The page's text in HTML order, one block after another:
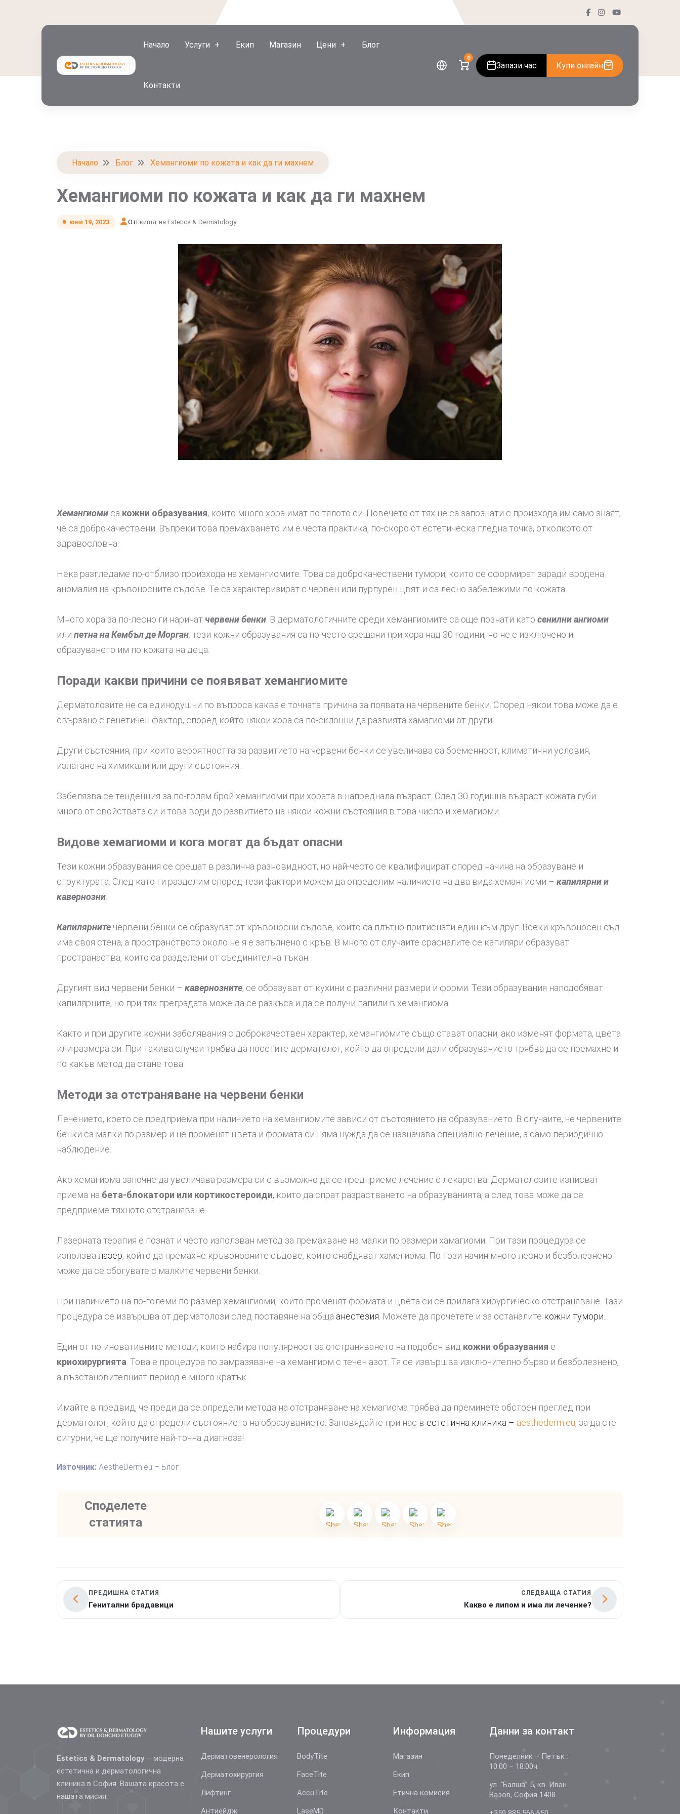
Начало Услуги Екип Магазин Цени Блог
Контакти
0
Запази час Купи онлайн
Начало Блог Хемангиоми по кожата и как да ги махнем
Хемангиоми по кожата и как да ги махнем
юни 19, 2023 ОтЕкипът на Estetics & Dermatology
Хемангиоми са кожни образувания, които много хора имат по тялото си. Повечето от тях не са запознати с произхода им само знаят,
че са доброкачествени. Въпреки това премахването им е честа практика, по-скоро от естетическа гледна точка, отколкото от
здравословна.
Нека разгледаме по-отблизо произхода на хемангиомите. Това са доброкачествени тумори, които се сформират заради вродена
аномалия на кръвоносните съдове. Те са характеризират с червен или пурпурен цвят и са лесно забележими по кожата.
Много хора за по-лесно ги наричат червени бенки . В дерматологичните среди хемангиомите са още познати като сенилни ангиоми
или петна на Кембъл де Морган . тези кожни образувания са по-често срещани при хора над 30 години, но не е изключено и
образуването им по кожата на деца.
Поради какви причини се появяват хемангиомите
Дерматолозите не са единодушни по въпроса каква е точната причина за появата на червените бенки. Според някои това може да е
свързано с генетичен фактор, според който някои хора са по-склонни да развията хамагиоми от други.
Други състояния, при които вероятността за развитието на червени бенки се увеличава са бременност, климатични условия,
излагане на химикали или други състояния.
Забелязва се тенденция за по-голям брой хемангиоми при хората в напреднала възраст. След 30 годишна възраст кожата губи
много от свойствата си и това води до развитието на някои кожни състояния в това число и хемагиоми.
Видове хемагиоми и кога могат да бъдат опасни
Тези кожни образувания се срещат в различна разновидност, но най-често се квалифицират според начина на образуване и
структурата. След като ги разделим според тези фактори можем да определим наличието на два вида хемангиоми – капилярни и
кавернозни
Капилярните червени бенки се образуват от кръвоносни съдове, които са плътно притиснати един към друг. Всеки кръвоносен съд
има своя стена, а пространството около не я е запълнено с кръв. В много от случаите срасналите се капиляри образуват
пространаства, които са разделени от съединителна тъкан.
Другият вид червени бенки – кавернозните, се образуват от кухини с различни размери и форми. Тези образувания наподобяват
капилярните, но при тях преградата може да се разкъса и да се получи папили в хемангиома.
Както и при другите кожни заболявания с доброкачествен характер, хемангиомите също стават опасни, ако изменят формата, цвета
или размера си. При такива случаи трябва да посетите дерматолог, който да определи дали образуванието трябва да се премахне и
по какъв метод да стане това.
Методи за отстраняване на червени бенки
Лечението, което се предприема при наличието на хемангиомите зависи от състоянието на образуванието. В случаите, че червените
бенки са малки по размер и не променят цвета и формата си няма нужда да се назначава специално лечение, а само периодично
наблюдение.
Ако хемагиома започне да увеличава размера си е възможно да се предприеме лечение с лекарства. Дерматолозите изписват
приема на бета-блокатори или кортикостероиди, които да спрат разрастването на образуванията, а след това може да се
предприеме тяхното отстраняване.
Лазерната терапия е познат и често използван метод за премахване на малки по размери хамагиоми. При тази процедура се
използва лазер, който да премахне кръвоносните съдове, които снабдяват хамегиома. По този начин много лесно и безболезнено
може да се сбогувате с малките червени бенки.
При наличието на по-големи по размер хемангиоми, които променят формата и цвета си се прилага хирургическо отстраняване. Тази
процедура се извършва от дерматолози след поставяне на обща анестезия . Можете да прочетете и за останалите кожни тумори
Един от по-иновативните методи, които набира популярност за отстраняването на подобен вид кожни образувания е
криохирургията . Това е процедура по замразяване на хемангиом с течен азот. Тя се извършва изключително бързо и безболезнено,
а възстановителният период е много кратък.
Имайте в предвид, че преди да се определи метода на отстраняване на хемагиома трябва да преминете обстоен преглед при
дерматолог, който да определи състоянието на образуванието. Заповядайте при нас в естетична клиника – aesthederm.eu, за да сте
сигурни, че ще получите най-точна диагноза!
Източник: AestheDerm.eu – Блог
Споделете
статията
ПРЕДИШНА СТАТИЯ
Генитални брадавици
СЛЕДВАЩА СТАТИЯ
Какво е липом и има ли лечение?
Estetics & Dermatology – модерна
естетична и дерматологична
клиника в София. Вашата красота е
нашата мисия.
Нашите услуги
Дерматовенерология
Дерматохирургия
Лифтинг
Антиейдж
Процедури
BodyTite
FaceTite
AccuTite
LaseMD
Информация
Магазин
Екип
Етична комисия
Контакти
Данни за контакт
Понеделник – Петък :
10:00 – 18:00ч.
ул. “Балша” 5, кв. Иван
Вазов, София 1408